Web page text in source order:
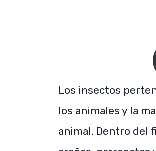
Los insectos
los animales y la
animal. Dentro del